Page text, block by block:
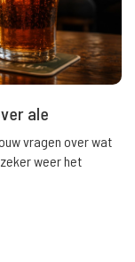
ale
vragen over wat
weer het